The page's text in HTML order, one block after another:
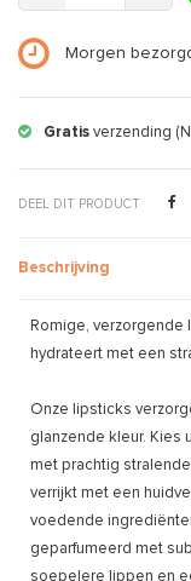
Morgen
Gratis verzending
DEEL DIT PRODUCT
Beschrijving
Romige,
hydrateert met een
Onze lipsticks
glanzende kleur. Kies
met prachtig
verrijkt met een
voedende
geparfumeerd met
soepelere lippen en